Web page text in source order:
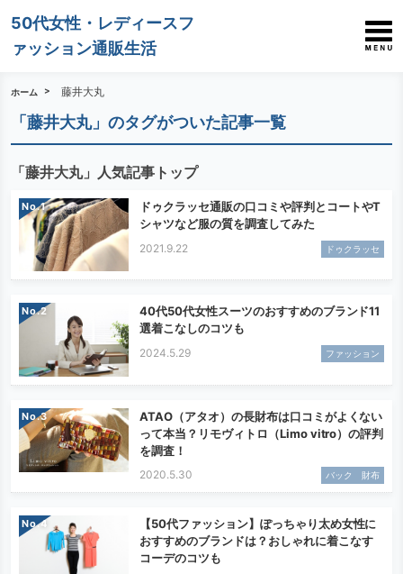
50代女性・レディースフ
ァッション通販生活
ホーム 藤井大丸
「藤井大丸」のタグがついた記事一覧
「藤井大丸」人気記事トップ
No.
ドゥクラッセ通販の口コミや評判とコートやT
シャツなど服の質を調査してみた
2021.9.22 ドゥクラッセ
No.
40代50代女性スーツのおすすめのブランド11
選着こなしのコツも
2024.5.29 ファッション
No.
ATAO（アタオ）の長財布は口コミがよくない
って本当？リモヴィトロ（Limo vitro）の評判
を調査！
2020.5.30 バック 財布
No.
【50代ファッション】ぽっちゃり太め女性に
おすすめのブランドは？おしゃれに着こなす
コーデのコツも